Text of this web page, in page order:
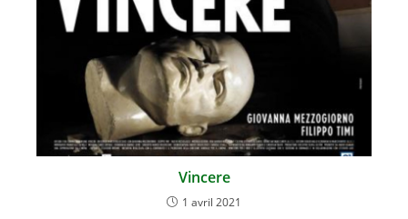
Vincere
1 avril 2021